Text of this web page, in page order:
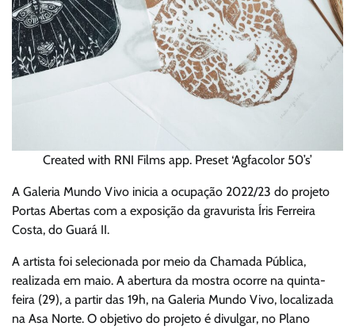
Created with RNI Films app. Preset ‘Agfacolor 50’s’
A Galeria Mundo Vivo inicia a ocupação 2022/23 do projeto
Portas Abertas com a exposição da gravurista Íris Ferreira
Costa, do Guará II.
A artista foi selecionada por meio da Chamada Pública,
realizada em maio. A abertura da mostra ocorre na quinta-
feira (29), a partir das 19h, na Galeria Mundo Vivo, localizada
na Asa Norte. O objetivo do projeto é divulgar, no Plano